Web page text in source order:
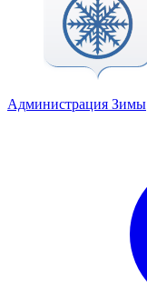
Администрация Зимы